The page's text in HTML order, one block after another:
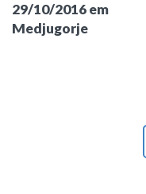
29/10/2016 em
Medjugorje